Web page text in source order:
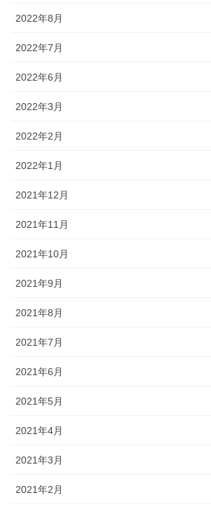
2022年8月
2022年7月
2022年6月
2022年3月
2022年2月
2022年1月
2021年12月
2021年11月
2021年10月
2021年9月
2021年8月
2021年7月
2021年6月
2021年5月
2021年4月
2021年3月
2021年2月